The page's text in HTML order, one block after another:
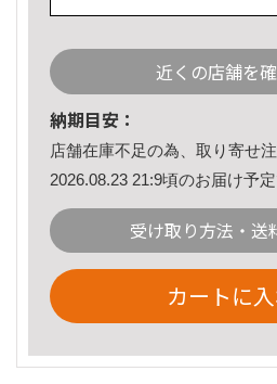
近くの店舗を
納期目安：
店舗在庫不足の為、取り寄せ注
2026.08.23 21:9頃のお届け予定
受け取り方法・送
カートに